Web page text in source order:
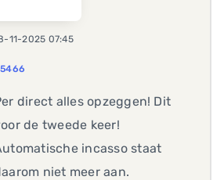
11-2025 07:45
direct alles opzeggen! Dit
de tweede keer!
incasso staat
niet meer aan.